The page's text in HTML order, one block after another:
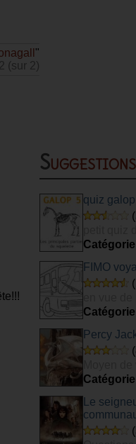
"
(sur 2)
quiz
PARTIE
FIMO
Initiale
Percy
Le